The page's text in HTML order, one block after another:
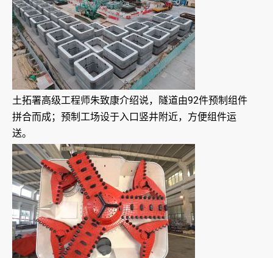
土拓署高级工程师朱致康介绍说，隧道由92件预制组件
拼合而成；预制工场设于入口竖井附近，方便组件运
送。